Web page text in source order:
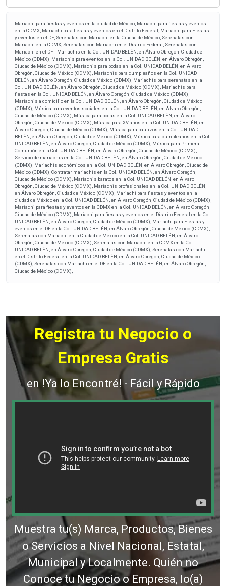
Mariachi para fiestas y eventos en la ciudad de México, Mariachi para fiestas y eventos
en la CDMX, Mariachi para fiestas y eventos en el Distrito Federal, Mariachi para Fiestas
y eventos en el DF, Serenatas con Mariachi en la Ciudad de México, Serenatas con
Mariachi en la CDMX, Serenatas con Mariachi en el Distrito Federal, Serenatas con
Mariachi en el DF | Mariachis en la Col. UNIDAD BELÉN, en Álvaro Obregón, Ciudad de
México (CDMX), Mariachis para eventos en la Col. UNIDAD BELÉN, en Álvaro Obregón,
Ciudad de México (CDMX), Mariachis para bodas en la Col. UNIDAD BELÉN, en Álvaro
Obregón, Ciudad de México (CDMX), Mariachis para cumpleaños en la Col. UNIDAD
BELÉN, en Álvaro Obregón, Ciudad de México (CDMX), Mariachis para serenatas en la
Col. UNIDAD BELÉN, en Álvaro Obregón, Ciudad de México (CDMX), Mariachis para
fiestas en la Col. UNIDAD BELÉN, en Álvaro Obregón, Ciudad de México (CDMX),
Mariachis a domicilio en la Col. UNIDAD BELÉN, en Álvaro Obregón, Ciudad de México
(CDMX), Música para eventos sociales en la Col. UNIDAD BELÉN, en Álvaro Obregón,
Ciudad de México (CDMX), Música para bodas en la Col. UNIDAD BELÉN, en Álvaro
Obregón, Ciudad de México (CDMX), Música para XV años en la Col. UNIDAD BELÉN, en
Álvaro Obregón, Ciudad de México (CDMX), Música para bautizos en la Col. UNIDAD
BELÉN, en Álvaro Obregón, Ciudad de México (CDMX), Música para cumpleaños en la Col.
UNIDAD BELÉN, en Álvaro Obregón, Ciudad de México (CDMX), Música para Primera
Comunión en la Col. UNIDAD BELÉN, en Álvaro Obregón, Ciudad de México (CDMX),
Servicio de mariachis en la Col. UNIDAD BELÉN, en Álvaro Obregón, Ciudad de México
(CDMX), Mariachis económicos en la Col. UNIDAD BELÉN, en Álvaro Obregón, Ciudad de
México (CDMX), Contratar mariachis en la Col. UNIDAD BELÉN, en Álvaro Obregón,
Ciudad de México (CDMX), Mariachis baratos en la Col. UNIDAD BELÉN, en Álvaro
Obregón, Ciudad de México (CDMX), Mariachis profesionales en la Col. UNIDAD BELÉN,
en Álvaro Obregón, Ciudad de México (CDMX), Mariachi para fiestas y eventos en la
ciudad de México en la Col. UNIDAD BELÉN, en Álvaro Obregón, Ciudad de México (CDMX),
Mariachi para fiestas y eventos en la CDMX en la Col. UNIDAD BELÉN, en Álvaro Obregón,
Ciudad de México (CDMX), Mariachi para fiestas y eventos en el Distrito Federal en la Col.
UNIDAD BELÉN, en Álvaro Obregón, Ciudad de México (CDMX), Mariachi para Fiestas y
eventos en el DF en la Col. UNIDAD BELÉN, en Álvaro Obregón, Ciudad de México (CDMX),
Serenatas con Mariachi en la Ciudad de México en la Col. UNIDAD BELÉN, en Álvaro
Obregón, Ciudad de México (CDMX), Serenatas con Mariachi en la CDMX en la Col.
UNIDAD BELÉN, en Álvaro Obregón, Ciudad de México (CDMX), Serenatas con Mariachi
en el Distrito Federal en la Col. UNIDAD BELÉN, en Álvaro Obregón, Ciudad de México
(CDMX), Serenatas con Mariachi en el DF en la Col. UNIDAD BELÉN, en Álvaro Obregón,
Ciudad de México (CDMX),
Registra tu Negocio o
Empresa Gratis
en !Ya lo Encontré! - Fácil y Rápido
Muestra tu(s) Marca, Productos, Bienes
o Servicios a Nivel Nacional, Estatal,
Municipal y Localmente. Quién no
Conoce tu Negocio o Empresa, lo(a)